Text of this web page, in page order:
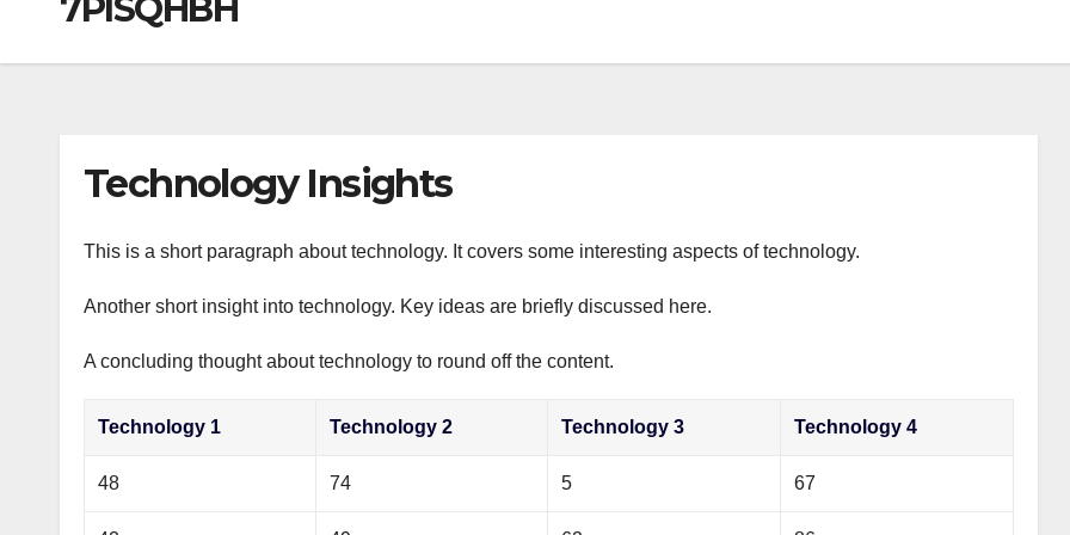
7PISQHBH
Technology Insights
This is a short paragraph about technology. It covers some interesting aspects of technology.
Another short insight into technology. Key ideas are briefly discussed here.
A concluding thought about technology to round off the content.
Technology 1 Technology 2 Technology 3 Technology 4
48 74 5 67
m